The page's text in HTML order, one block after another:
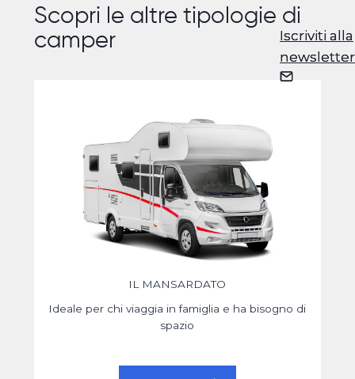
Iscriviti alla
newsletter
Scopri le altre tipologie di
camper
IL MANSARDATO
Ideale per chi viaggia in famiglia e ha bisogno di
spazio
Iscriviti alla
newsletter